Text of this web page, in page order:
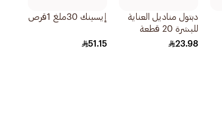
دبتول مناديل العناية
للبشرة 20 قطعة
23.98
إيسينك 30ملغ 1قرص
51.15